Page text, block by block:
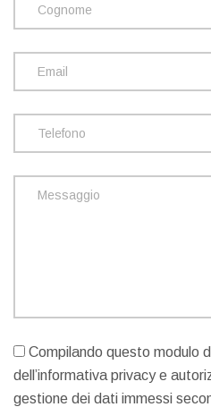
Compilando questo modulo
dell’informativa privacy e
gestione dei dati immessi